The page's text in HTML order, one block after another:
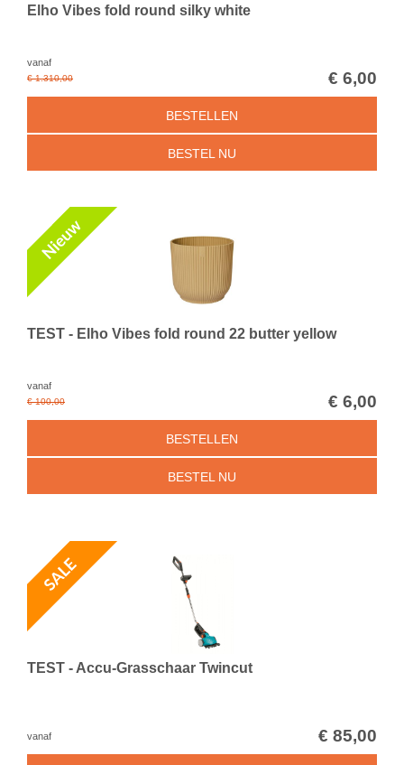
Elho Vibes fold round silky white
vanaf
€ 1.310,00 € 6,00
BESTELLEN
BESTEL NU
TEST - Elho Vibes fold round 22 butter yellow
vanaf
€ 100,00 € 6,00
BESTELLEN
BESTEL NU
TEST - Accu-Grasschaar Twincut
vanaf € 85,00